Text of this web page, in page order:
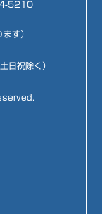
5210
す）
祝除く）